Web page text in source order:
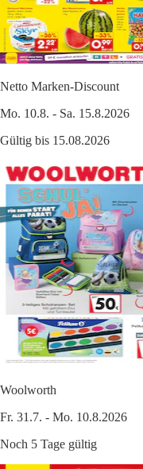
Netto Marken-Discount
Mo. 10.8. - Sa. 15.8.2026
Gültig bis 15.08.2026
Woolworth
Fr. 31.7. - Mo. 10.8.2026
Noch 5 Tage gültig